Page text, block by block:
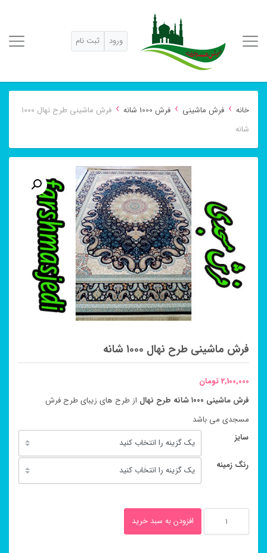
ورود ثبت نام
خانه › فرش ماشینی › فرش 1000 شانه ›
فرش ماشینی طرح نهال ۱۰۰۰
شانه
فرش ماشینی طرح نهال ۱۰۰۰ شانه
2,100,000تومان
فرش ماشینی ۱۰۰۰ شانه طرح
نهال از طرح های زیبای طرح فرش
مسجدی می باشد
سایز
رنگ زمینه
ماشینی
افزودن به سبد خرید